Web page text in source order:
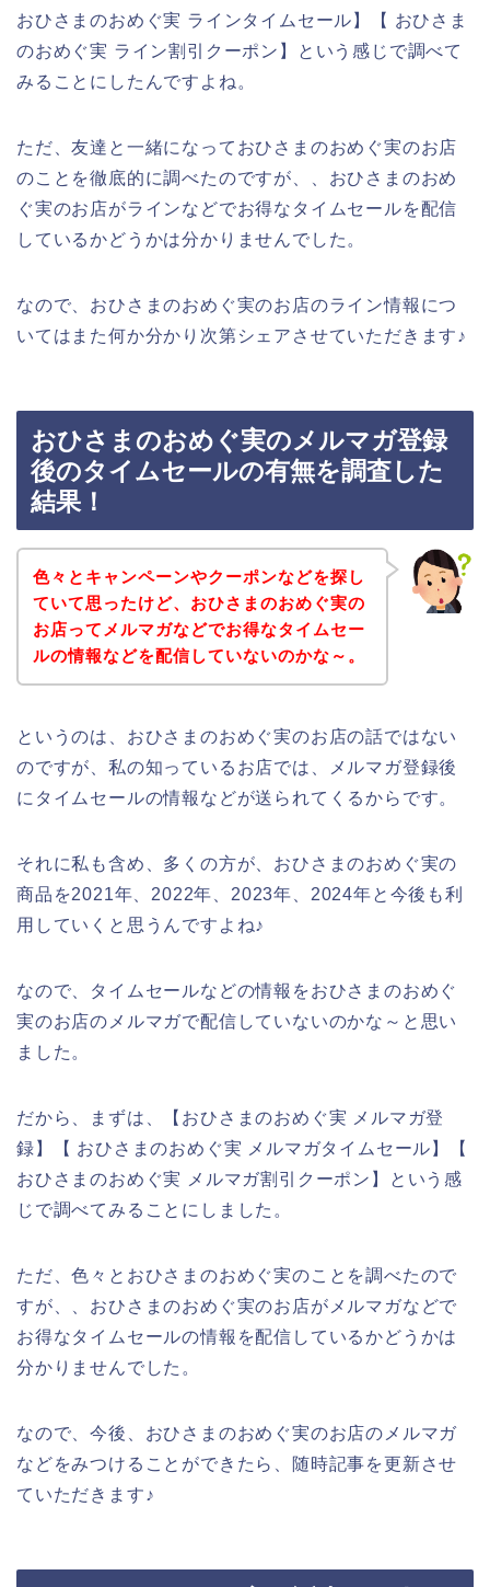
おひさまのおめぐ実 ラインタイムセール】【 おひさま
のおめぐ実 ライン割引クーポン】という感じで調べて
みることにしたんですよね。
ただ、友達と一緒になっておひさまのおめぐ実のお店
のことを徹底的に調べたのですが、、おひさまのおめ
ぐ実のお店がラインなどでお得なタイムセールを配信
しているかどうかは分かりませんでした。
なので、おひさまのおめぐ実のお店のライン情報につ
いてはまた何か分かり次第シェアさせていただきます♪
おひさまのおめぐ実のメルマガ登録
後のタイムセールの有無を調査した
結果！
色々とキャンペーンやクーポンなどを探し
ていて思ったけど、おひさまのおめぐ実の
お店ってメルマガなどでお得なタイムセー
ルの情報などを配信していないのかな～。
というのは、おひさまのおめぐ実のお店の話ではない
のですが、私の知っているお店では、メルマガ登録後
にタイムセールの情報などが送られてくるからです。
それに私も含め、多くの方が、おひさまのおめぐ実の
商品を2021年、2022年、2023年、2024年と今後も利
用していくと思うんですよね♪
なので、タイムセールなどの情報をおひさまのおめぐ
実のお店のメルマガで配信していないのかな～と思い
ました。
だから、まずは、【おひさまのおめぐ実 メルマガ登
録】【 おひさまのおめぐ実 メルマガタイムセール】【
おひさまのおめぐ実 メルマガ割引クーポン】という感
じで調べてみることにしました。
ただ、色々とおひさまのおめぐ実のことを調べたので
すが、、おひさまのおめぐ実のお店がメルマガなどで
お得なタイムセールの情報を配信しているかどうかは
分かりませんでした。
なので、今後、おひさまのおめぐ実のお店のメルマガ
などをみつけることができたら、随時記事を更新させ
ていただきます♪